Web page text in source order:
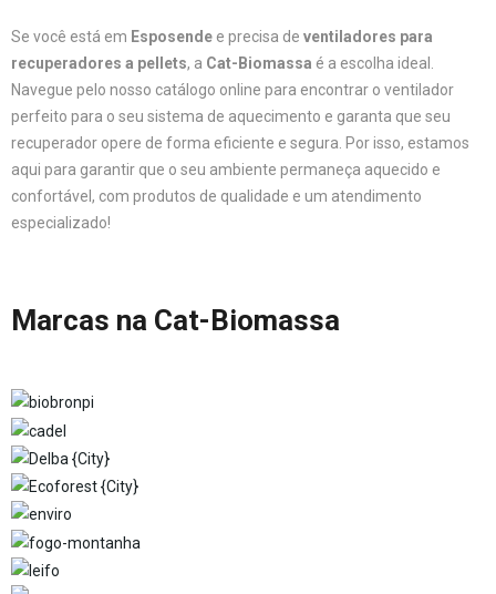
Se você está em Esposende e precisa de ventiladores para
recuperadores a pellets, a Cat-Biomassa é a escolha ideal.
Navegue pelo nosso catálogo online para encontrar o ventilador
perfeito para o seu sistema de aquecimento e garanta que seu
recuperador opere de forma eficiente e segura. Por isso, estamos
aqui para garantir que o seu ambiente permaneça aquecido e
confortável, com produtos de qualidade e um atendimento
especializado!
Marcas na Cat-Biomassa